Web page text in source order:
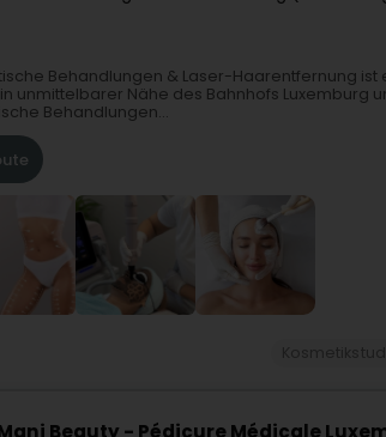
Behandlungen & Laser-Haarentfernung
unmittelbarer Nähe des Bahnhofs Luxemburg
Behandlungen...